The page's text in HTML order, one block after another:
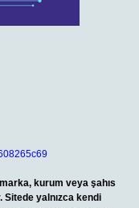
kurum veya şahıs
Sitede yalnızca kendi